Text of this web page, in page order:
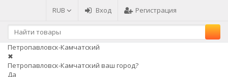
RUB Вход Регистрация
Петропавловск-Камчатский
✖
Петропавловск-Камчатский ваш город?
Да